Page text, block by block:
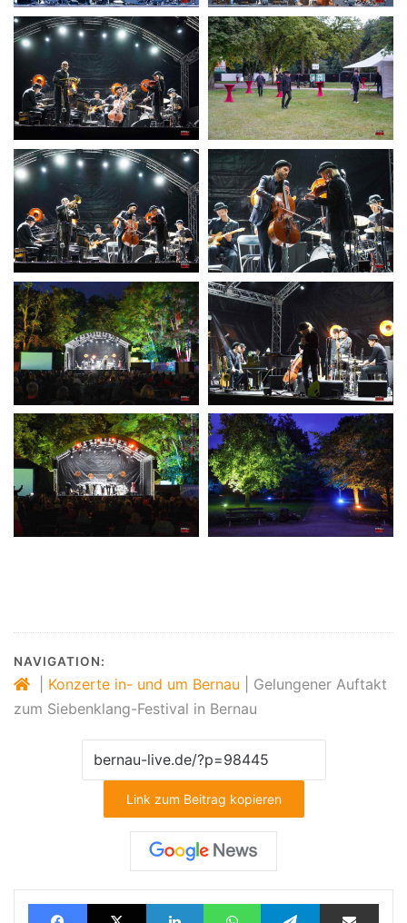
NAVIGATION:
Konzerte in- und um Bernau
Gelungener Auftakt
zum Siebenklang-Festival in Bernau
Link zum Beitrag kopieren
FacebookX LinkedInWhatsAppTelegramTeilen via E-Mail